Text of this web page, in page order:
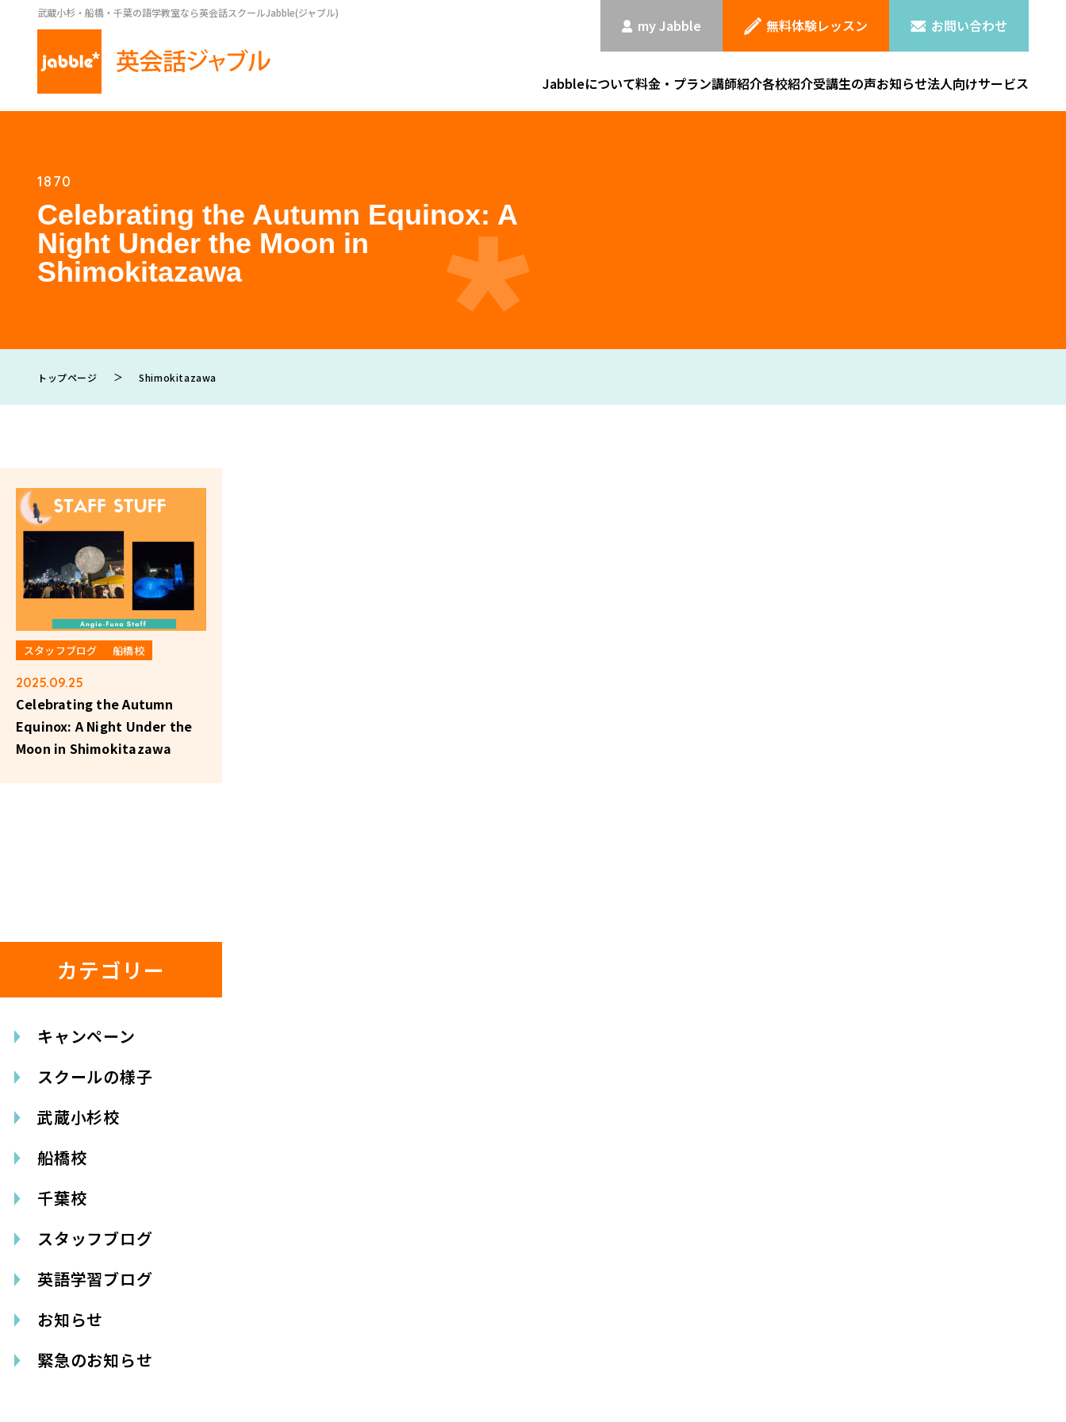
武蔵小杉・船橋・千葉の語学教室なら英会話スクールJabble(ジャブル)
my Jabble 無料体験レッスン お問い合わせ
Jabbleについて料金・プラン講師紹介各校紹介受講生の声お知らせ法人向けサービス
1870
Celebrating the Autumn Equinox: A
Night Under the Moon in
Shimokitazawa
トップページ ＞ Shimokitazawa
スタッフブログ 船橋校
2025.09.25
Celebrating the Autumn
Equinox: A Night Under the
Moon in Shimokitazawa
カテゴリー
キャンペーン
スクールの様子
武蔵小杉校
船橋校
千葉校
スタッフブログ
英語学習ブログ
お知らせ
緊急のお知らせ